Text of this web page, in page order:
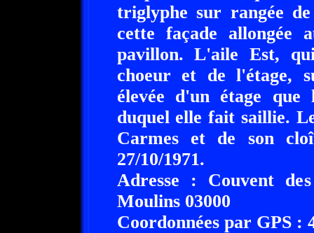
triglyphe sur rangée
cette façade
pavillon. L'aile Est,
choeur et de l'étage,
élevée d'un étage
duquel elle fait saillie.
Carmes et de son
27/10/1971.
Adresse : Couvent
Moulins 03000
Coordonnées par GPS :